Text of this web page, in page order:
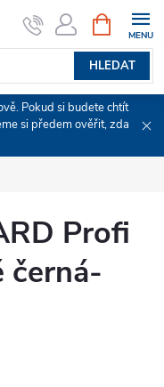
HLEDAT
NÁKUPNÍ
KOŠÍK
Pokud si budete chtít
si předem ověřit, zda
Profi
černá-